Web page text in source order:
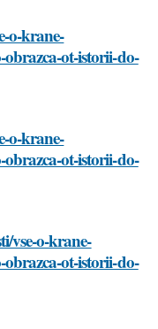
o-krane-
ot-istorii-do-
o-krane-
ot-istorii-do-
vse-o-krane-
ot-istorii-do-